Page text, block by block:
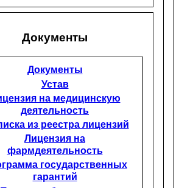
Документы
Документы
Устав
на медицинскую
деятельность
из реестра лицензий
Лицензия на
фармдеятельность
государственных
гарантий